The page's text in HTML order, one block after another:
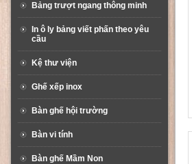
Bảng trượt ngang thông minh
In ô ly bảng viết phấn theo yêu
cầu
Kệ thư viện
Ghế xếp inox
Bàn ghế hội trường
Bàn vi tính
Bàn ghế Mầm Non